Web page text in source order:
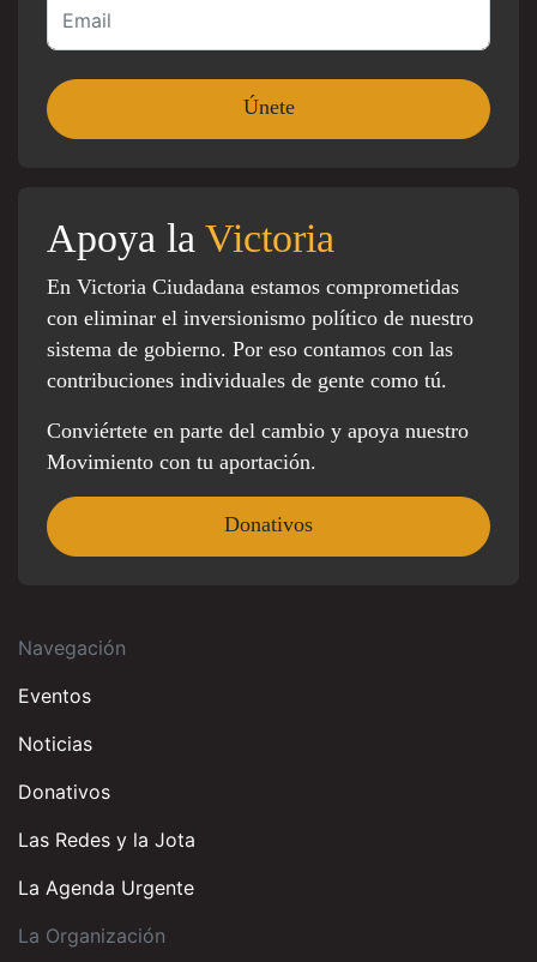
Apoya la Victoria
En Victoria Ciudadana estamos comprometidas
con eliminar el inversionismo político de nuestro
sistema de gobierno. Por eso contamos con las
contribuciones individuales de gente como tú.
Conviértete en parte del cambio y apoya nuestro
Movimiento con tu aportación.
Donativos
Navegación
Eventos
Noticias
Donativos
Las Redes y la Jota
La Agenda Urgente
La Organización